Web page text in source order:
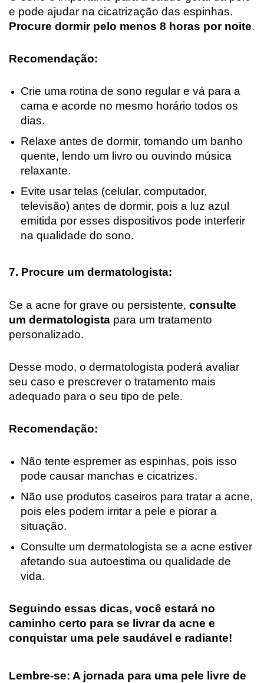
e pode ajudar na cicatrização das espinhas.
Procure dormir pelo menos 8 horas por noite.
Recomendação:
Crie uma rotina de sono regular e vá para a
cama e acorde no mesmo horário todos os
dias.
Relaxe antes de dormir, tomando um banho
quente, lendo um livro ou ouvindo música
relaxante.
Evite usar telas (celular, computador,
televisão) antes de dormir, pois a luz azul
emitida por esses dispositivos pode interferir
na qualidade do sono.
7. Procure um dermatologista:
Se a acne for grave ou persistente, consulte
um dermatologista para um tratamento
personalizado.
Desse modo, o dermatologista poderá avaliar
seu caso e prescrever o tratamento mais
adequado para o seu tipo de pele.
Recomendação:
Não tente espremer as espinhas, pois isso
pode causar manchas e cicatrizes.
Não use produtos caseiros para tratar a acne,
pois eles podem irritar a pele e piorar a
situação.
Consulte um dermatologista se a acne estiver
afetando sua autoestima ou qualidade de
vida.
Seguindo essas dicas, você estará no
caminho certo para se livrar da acne e
conquistar uma pele saudável e radiante!
Lembre-se: A jornada para uma pele livre de